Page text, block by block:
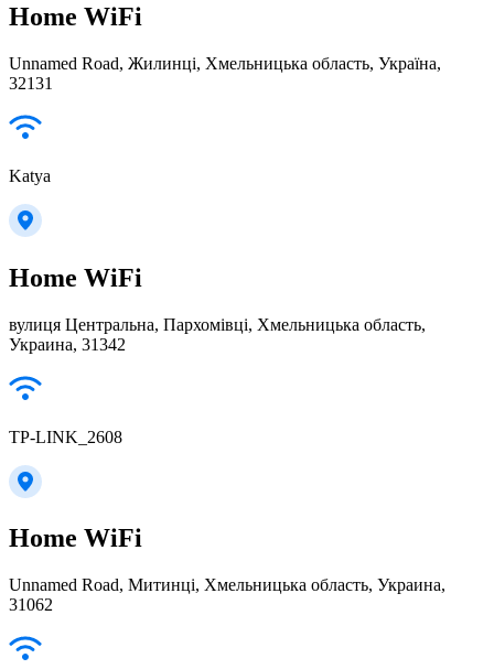
Home WiFi
Unnamed Road, Жилинці, Хмельницька область, Україна,
32131
Katya
Home WiFi
вулиця Центральна, Пархомівці, Хмельницька область,
Украина, 31342
TP-LINK_2608
Home WiFi
Unnamed Road, Митинці, Хмельницька область, Украина,
31062